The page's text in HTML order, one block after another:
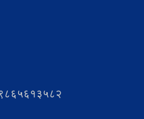
९८६५६१३५८२